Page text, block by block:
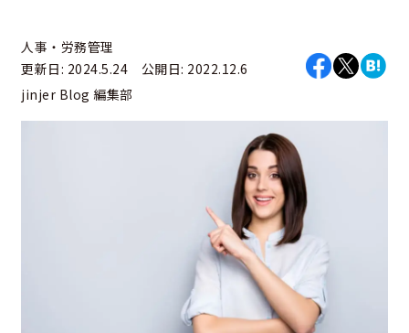
人事・労務管理
更新日: 2024.5.24 公開日: 2022.12.6
jinjer Blog 編集部